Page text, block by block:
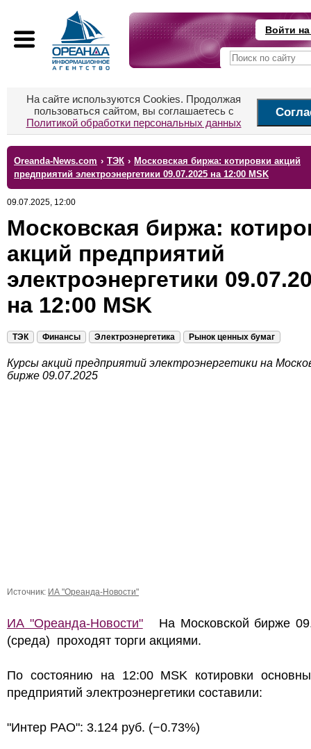
Войти
На сайте используются Cookies. Продолжая
пользоваться сайтом, вы соглашаетесь с
Политикой обработки персональных данных
Oreanda-News.com › ТЭК › Московская биржа: котировки акций
предприятий электроэнергетики 09.07.2025 на 12:00 MSK
09.07.2025, 12:00
Московская биржа:
акций предприятий
электроэнергетики
на 12:00 MSK
ТЭК Финансы Электроэнергетика Рынок ценных бумаг
Курсы акций предприятий электроэнергетики на
бирже 09.07.2025
Источник: ИА "Ореанда-Новости"
ИА "Ореанда-Новости"На Московской бирже
(среда) проходят торги акциями.
По состоянию на 12:00 MSK котировки
предприятий электроэнергетики составили:
"Интер РАО": 3.124 руб. (−0.73%)